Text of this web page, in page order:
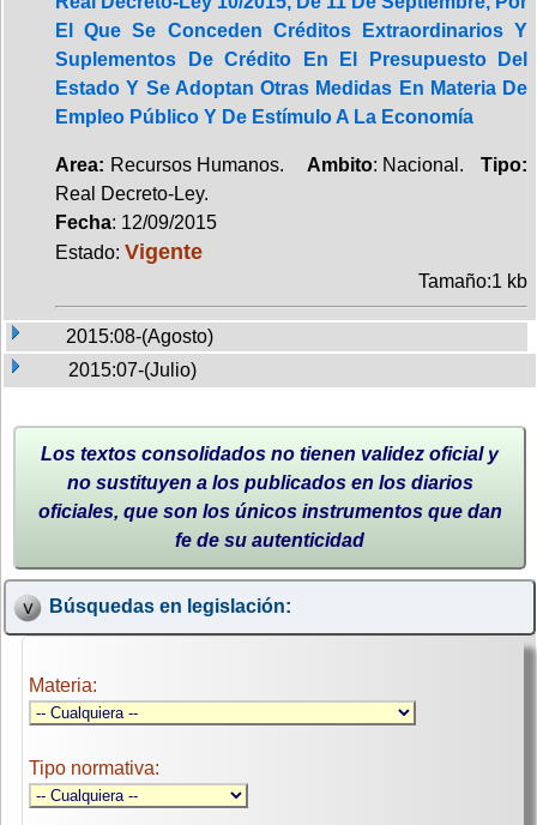
El Que Se Conceden Créditos Extraordinarios Y
Suplementos De Crédito En El Presupuesto Del
Estado Y Se Adoptan Otras Medidas En Materia De
Empleo Público Y De Estímulo A La Economía
Area: Recursos Humanos. Ambito: Nacional.Tipo:
Real Decreto-Ley.
Fecha: 12/09/2015
Estado: Vigente
Tamaño:1 kb
2015:08-(Agosto)
2015:07-(Julio)
Los textos consolidados no tienen validez oficial y
no sustituyen a los publicados en los diarios
oficiales, que son los únicos instrumentos que dan
fe de su autenticidad
Búsquedas en legislación:
Materia:
Tipo normativa: